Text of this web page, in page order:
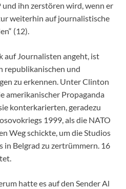
und ihn zerstören wird, wenn er
weiterhin auf journalistische
(12).
auf Journalisten angeht, ist
republikanischen und
zu erkennen. Unter Clinton
amerikanischer Propaganda
konterkarierten, geradezu
1999, als die NATO
Weg schickte, um die Studios
in Belgrad zu zertrümmern. 16
hatte es auf den Sender Al